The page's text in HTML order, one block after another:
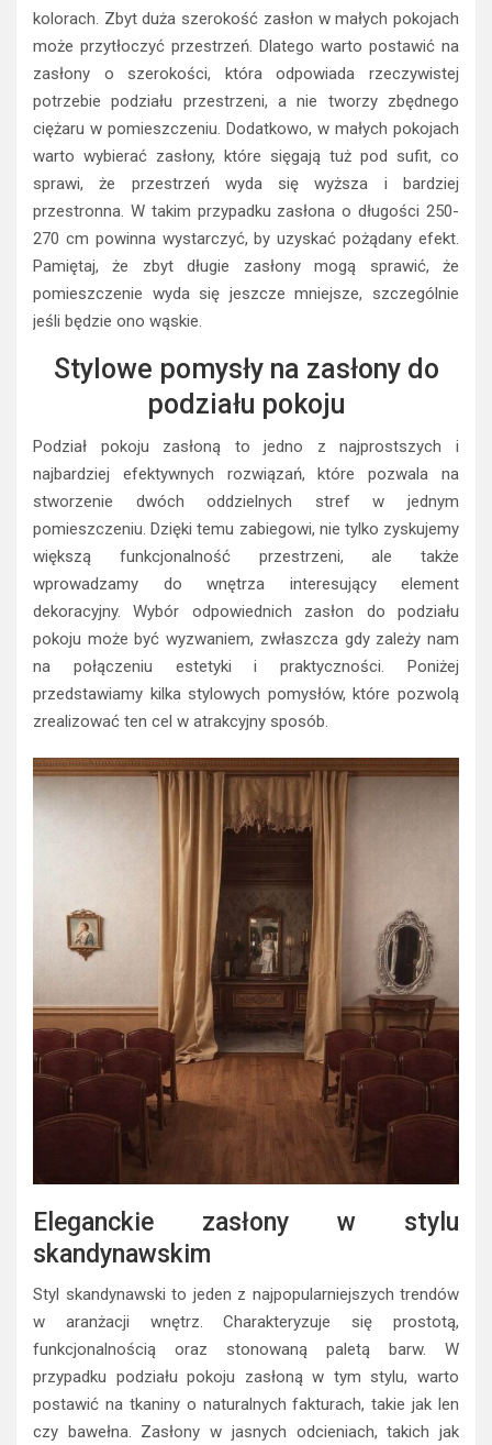
kolorach. Zbyt duża szerokość zasłon w małych pokojach
może przytłoczyć przestrzeń. Dlatego warto postawić na
zasłony o szerokości, która odpowiada rzeczywistej
potrzebie podziału przestrzeni, a nie tworzy zbędnego
ciężaru w pomieszczeniu. Dodatkowo, w małych pokojach
warto wybierać zasłony, które sięgają tuż pod sufit, co
sprawi, że przestrzeń wyda się wyższa i bardziej
przestronna. W takim przypadku zasłona o długości 250-
270 cm powinna wystarczyć, by uzyskać pożądany efekt.
Pamiętaj, że zbyt długie zasłony mogą sprawić, że
pomieszczenie wyda się jeszcze mniejsze, szczególnie
jeśli będzie ono wąskie.
Stylowe pomysły na zasłony do
podziału pokoju
Podział pokoju zasłoną to jedno z najprostszych i
najbardziej efektywnych rozwiązań, które pozwala na
stworzenie dwóch oddzielnych stref w jednym
pomieszczeniu. Dzięki temu zabiegowi, nie tylko zyskujemy
większą funkcjonalność przestrzeni, ale także
wprowadzamy do wnętrza interesujący element
dekoracyjny. Wybór odpowiednich zasłon do podziału
pokoju może być wyzwaniem, zwłaszcza gdy zależy nam
na połączeniu estetyki i praktyczności. Poniżej
przedstawiamy kilka stylowych pomysłów, które pozwolą
zrealizować ten cel w atrakcyjny sposób.
Eleganckie zasłony w stylu
skandynawskim
Styl skandynawski to jeden z najpopularniejszych trendów
w aranżacji wnętrz. Charakteryzuje się prostotą,
funkcjonalnością oraz stonowaną paletą barw. W
przypadku podziału pokoju zasłoną w tym stylu, warto
postawić na tkaniny o naturalnych fakturach, takie jak len
czy bawełna. Zasłony w jasnych odcieniach, takich jak